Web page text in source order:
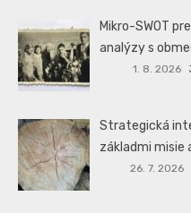
Mikro-SWOT
analýzy s
1. 8. 2026
Strategická
základmi misie
26. 7. 2026